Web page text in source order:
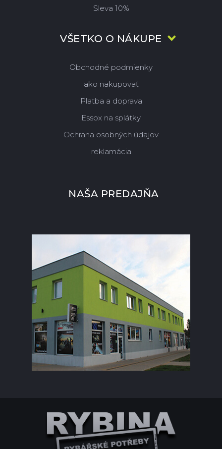
Sleva 10%
VŠETKO O NÁKUPE
Obchodné podmienky
ako nakupovať
Platba a doprava
Essox na splátky
Ochrana osobných údajov
reklamácia
NAŠA PREDAJŇA